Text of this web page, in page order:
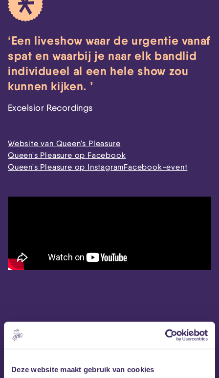
Deze website maakt gebruik van cookies
Een liveshow waar de urgentie vanaf
spat en waarbij je naar elk bandlid
individueel al een hele show zou
kunnen kijken.
Excelsior Recordings
Website van Queen's Pleasure
Queen's Pleasure op Facebook
Queen's Pleasure op InstagramFacebook-event